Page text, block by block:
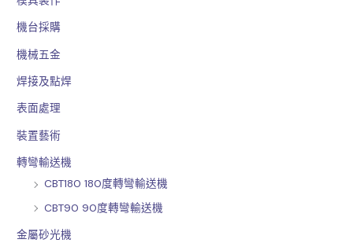
機台採購
機械五金
焊接及點焊
表面處理
裝置藝術
轉彎輸送機
CBT180 180度轉彎輸送機
CBT90 90度轉彎輸送機
金屬砂光機